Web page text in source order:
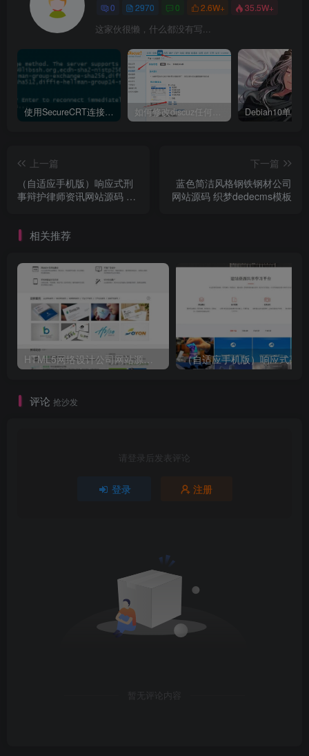
0 2970 0 2.6W+ 35.5W+
这家伙很懒，什么都没有写...
使用SecureCRT连接Ubuntu20.04报错：Key exchange failed. No compatible key exchange method. 如何修改discuz任何模板的编辑器默认字体类型和默认字体大小
上一篇
（自适应手机版）响应式刑
事辩护律师资讯网站源码 律
下一篇
蓝色简洁风格钢铁钢材公司
网站源码 织梦dedecms模板
相关推荐
HTML5网络设计公司网站源码 织梦dedecms整站模板
评论 抢沙发
请登录后发表评论
登录 注册
暂无评论内容